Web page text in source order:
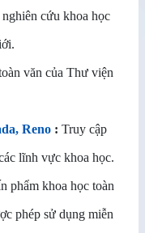
cứu khoa học
văn của Thư viện
Reno : Truy cập
lĩnh vực khoa học.
phẩm khoa học toàn
phép sử dụng miễn